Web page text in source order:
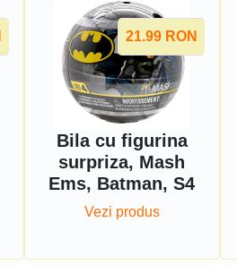
21.99 RON
Bila cu figurina
surpriza, Mash
Ems, Batman, S4
Vezi produs